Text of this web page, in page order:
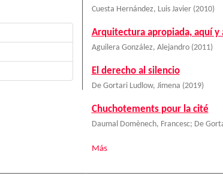
Cuesta Hernández, Luis Javier (2010)
Arquitectura apropiada, aquí y
Aguilera González, Alejandro (2011)
El derecho al silencio
De Gortari Ludlow, Jimena (2019)
Chuchotements pour la cité
Daumal Domènech, Francesc; De
Más